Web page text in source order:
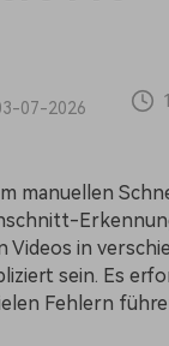
07-2026
manuellen
Videos in
sein. Es
Fehlern